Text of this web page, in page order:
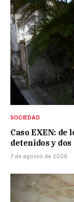
SOCIEDAD
Caso EXEN:
detenidos y
7 de agosto de 2026